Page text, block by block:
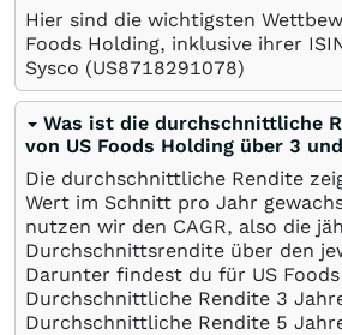
Hier sind die wichtigsten
Foods Holding, inklusive ihrer
Sysco (US8718291078)
Was ist die durchschnittliche
von US Foods Holding über 3
Die durchschnittliche Rendite
Wert im Schnitt pro Jahr
nutzen wir den CAGR, also die
Durchschnittsrendite über den
Darunter findest du für US
Durchschnittliche Rendite 3
Durchschnittliche Rendite 5